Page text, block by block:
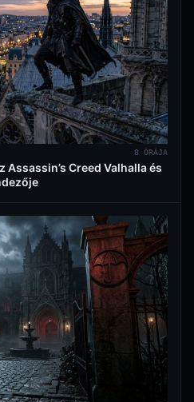
8 ÓRÁJA
Creed Valhalla és